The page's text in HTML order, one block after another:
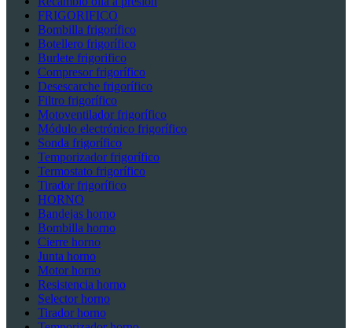
FRIGORIFICO
Bombilla frigorífico
Botellero frigorífico
Burlete frigorifico
Compresor frigorífico
Desescarche frigorífico
Filtro frigorífico
Motoventilador frigorífico
Módulo electrónico frigorífico
Sonda frigorífico
Temporizador frigorífico
Termostato frigorífico
Tirador frigorífico
HORNO
Bandejas horno
Bombilla horno
Cierre horno
Junta horno
Motor horno
Resistencia horno
Selector horno
Tirador horno